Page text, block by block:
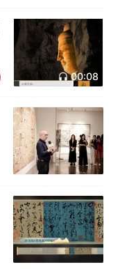
00:08